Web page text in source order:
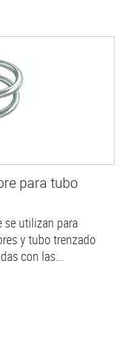
para tubo
se utilizan para
y tubo trenzado
con las...